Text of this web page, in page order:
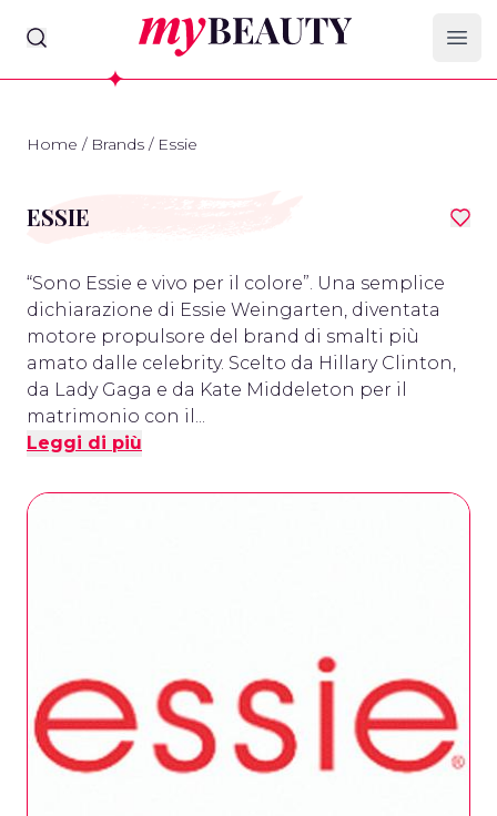
myBeauty
Home / Brands / Essie
ESSIE
“Sono Essie e vivo per il colore”. Una semplice
dichiarazione di Essie Weingarten, diventata
motore propulsore del brand di smalti più
amato dalle celebrity. Scelto da Hillary Clinton,
da Lady Gaga e da Kate Middeleton per il
matrimonio con il...
Leggi di più